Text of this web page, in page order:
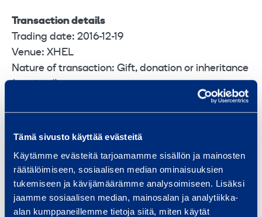
Tämä sivusto käyttää evästeitä
Käytämme evästeitä tarjoamamme sisällön ja mainosten
räätälöimiseen, sosiaalisen median ominaisuuksien
tukemiseen ja kävijämäärämme analysoimiseen. Lisäksi
jaamme sosiaalisen median, mainosalan ja analytiikka-
alan kumppaneillemme tietoja siitä, miten käytät
Transaction details
Trading date: 2016-12-19
Venue: XHEL
Nature of transaction: Gift, donation or inheritance
(received)
ISIN: FI0009007066
Volume: 1,000
Aggregated transactions
Volume: 1,000
Volume weight average price: Not applicable